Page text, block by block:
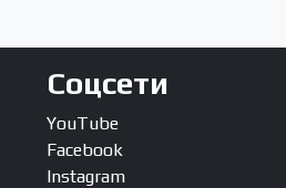
Соцсети
YouTube
Facebook
Instagram